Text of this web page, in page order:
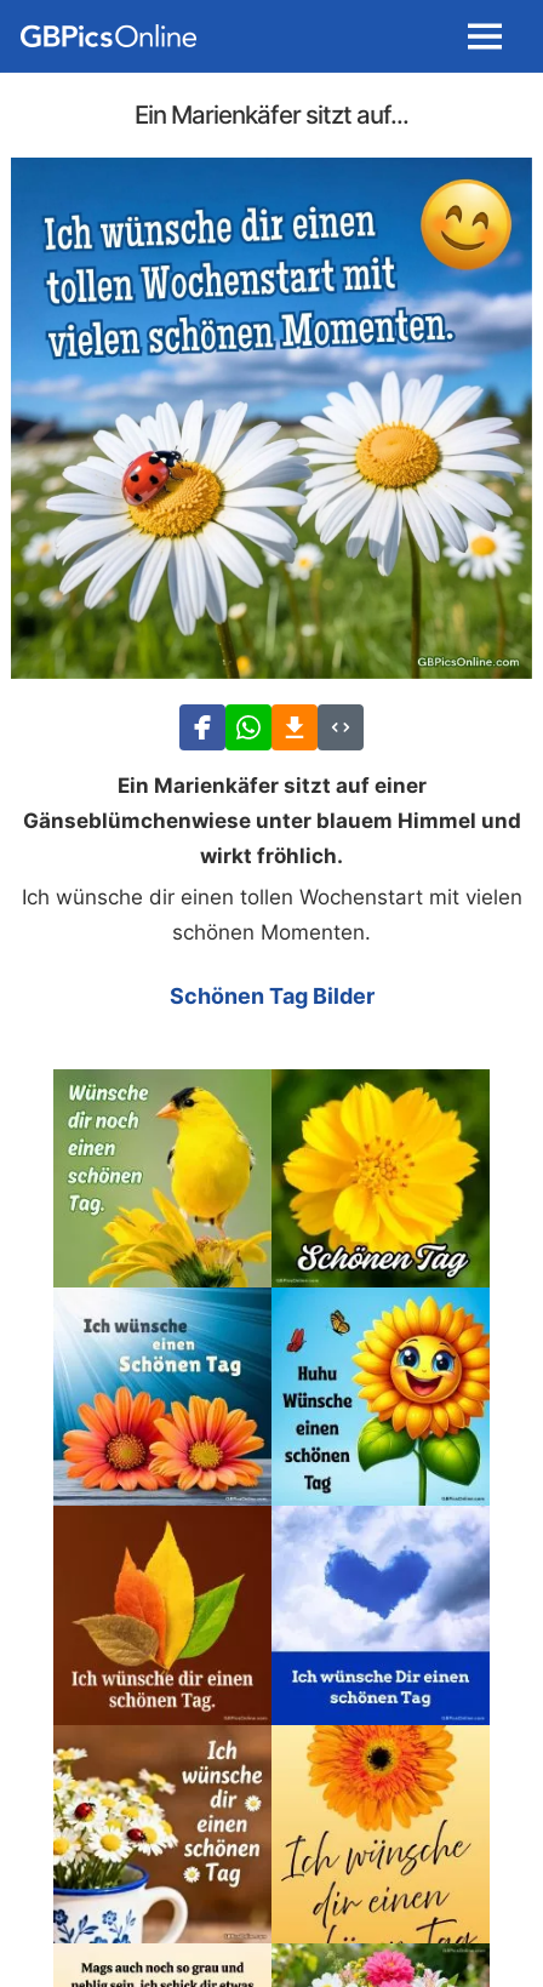
Menu
Ein Marienkäfer sitzt auf...
Ein Marienkäfer sitzt auf einer
Gänseblümchenwiese unter blauem Himmel und
wirkt fröhlich.
Ich wünsche dir einen tollen Wochenstart mit vielen
schönen Momenten.
Schönen Tag Bilder